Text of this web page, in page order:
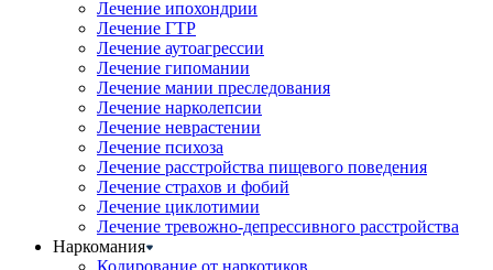
Лечение ипохондрии
Лечение ГТР
Лечение аутоагрессии
Лечение гипомании
Лечение мании преследования
Лечение нарколепсии
Лечение неврастении
Лечение психоза
Лечение расстройства пищевого поведения
Лечение страхов и фобий
Лечение циклотимии
Лечение тревожно-депрессивного расстройства
Наркомания
Кодирование от наркотиков